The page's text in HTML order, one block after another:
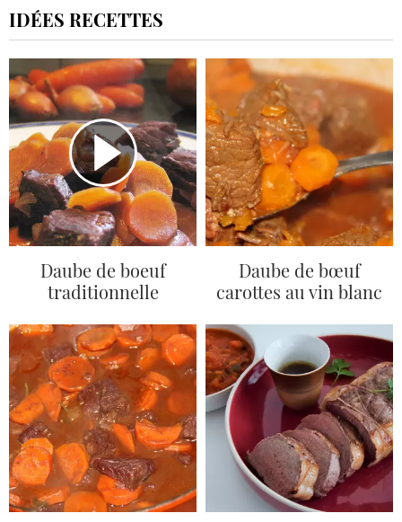
IDÉES RECETTES
Daube de boeuf
traditionnelle
Daube de bœuf
carottes au vin blanc